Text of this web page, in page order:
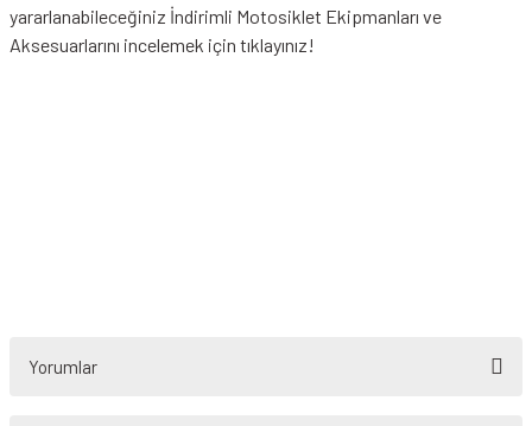
yararlanabileceğiniz İndirimli Motosiklet Ekipmanları ve
Aksesuarlarını incelemek için tıklayınız!
Yorumlar